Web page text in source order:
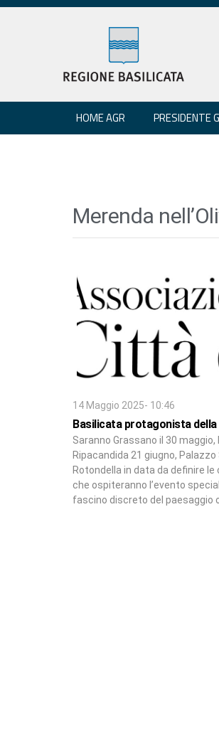
HOME AGR PRESIDENTE
Merenda
14 Maggio 2025- 10:46
Basilicata protagonista della
Saranno Grassano il 30 maggio,
Ripacandida 21 giugno,
Rotondella in data da definire le
che ospiteranno l’evento
fascino discreto del paesaggio